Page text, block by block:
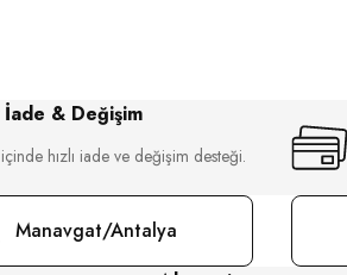
ve dinamik yönlerini
isteyenler
tercih edilen
dikkatleri üzerlerine
İade & Değişim
hızlı iade ve değişim desteği.
Manavgat/Antalya